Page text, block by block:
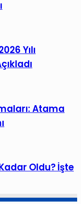
Yılı
Atama
Oldu? İşte